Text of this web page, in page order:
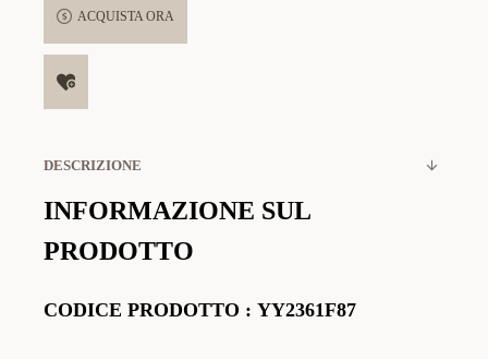
ACQUISTA ORA
DESCRIZIONE
INFORMAZIONE SUL
PRODOTTO
CODICE PRODOTTO : YY2361F87